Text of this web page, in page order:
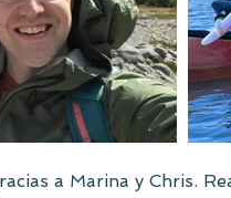
a Marina y Chris.